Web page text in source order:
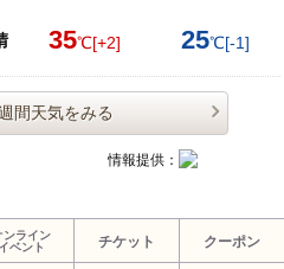
35℃[+2] 25℃[-1]
間天気をみる
情報提供：
ンライン
イベント
チケット クーポン